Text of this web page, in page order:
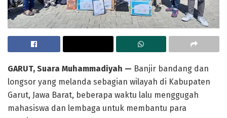
GARUT, Suara Muhammadiyah — Banjir bandang dan
longsor yang melanda sebagian wilayah di Kabupaten
Garut, Jawa Barat, beberapa waktu lalu menggugah
mahasiswa dan lembaga untuk membantu para